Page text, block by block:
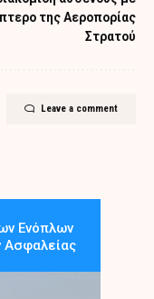
της Αεροπορίας
Στρατού
Leave a comment
Ενόπλων